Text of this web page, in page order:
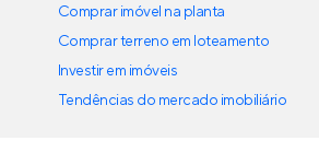
Comprar imóvel na planta
Comprar terreno em loteamento
Investir em imóveis
Tendências do mercado imobiliário